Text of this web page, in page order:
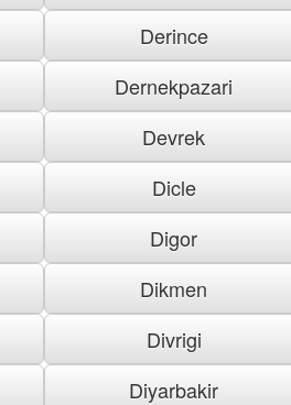
Derince
Dernekpazari
Devrek
Dicle
Digor
Dikmen
Divrigi
Diyarbakir